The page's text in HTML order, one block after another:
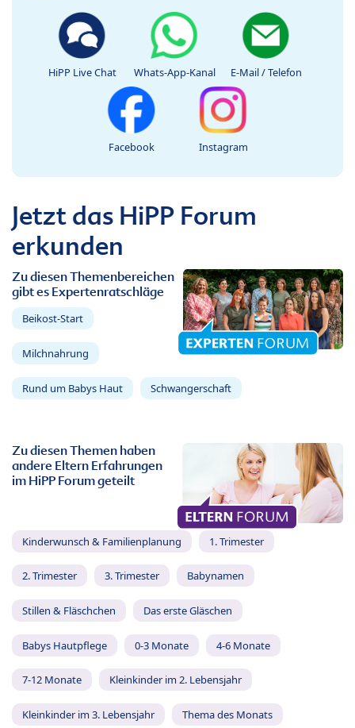
HiPP Live Chat Whats-App-Kanal E-Mail / Telefon
Facebook Instagram
Jetzt das HiPP Forum
erkunden
Zu diesen Themenbereichen
gibt es Expertenratschläge
Beikost-Start
Milchnahrung
Rund um Babys Haut Schwangerschaft
Zu diesen Themen haben
andere Eltern Erfahrungen
im HiPP Forum geteilt
Kinderwunsch & Familienplanung 1. Trimester
2. Trimester 3. Trimester Babynamen
Stillen & Fläschchen Das erste Gläschen
Babys Hautpflege 0-3 Monate 4-6 Monate
7-12 Monate Kleinkinder im 2. Lebensjahr
Kleinkinder im 3. Lebensjahr Thema des Monats